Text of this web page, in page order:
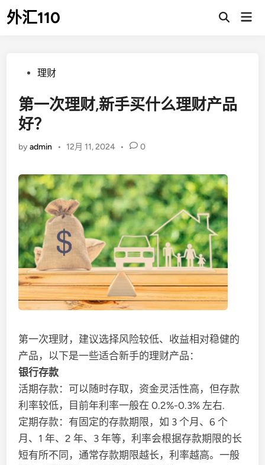
Skip
to外汇110
Open
Posted理财
第一次理财,新手买什么理财产品
好？
byadmin • 12月 11, 2024 • 0
第一次理财，建议选择风险较低、收益相对稳健的
产品，以下是一些适合新手的理财产品：
银行存款
活期存款：可以随时存取，资金灵活性高，但存款
利率较低，目前年利率一般在 0.2%-0.3% 左右.
定期存款：有固定的存款期限，如 3 个月、6 个
月、1 年、2 年、3 年等，利率会根据存款期限的长
短有所不同，通常存款期限越长，利率越高。一般